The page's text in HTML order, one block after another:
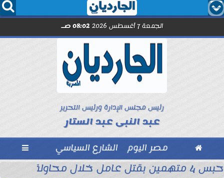
  
الجمعة 7 أغسطس 2026 08:02 صـ
رئيس مجلس الإدارة ورئيس التحرير
عبد النبى عبد الستار
 مصر اليوم الشارع السياسي 
..” محمد...حبس 4 متهمين بقتل عامل خلال محاولة سرقة دراجة نارية في المنوفية